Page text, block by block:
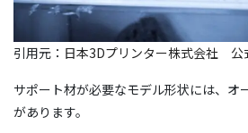
引用元： 日本3Dプリンター株式会社 公
サポート材が必要なモデル形状には、オ
があります。